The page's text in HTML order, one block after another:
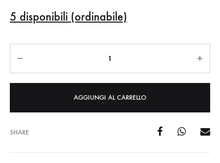
5 disponibili (ordinabile)
AGGIUNGI AL CARRELLO
SHARE